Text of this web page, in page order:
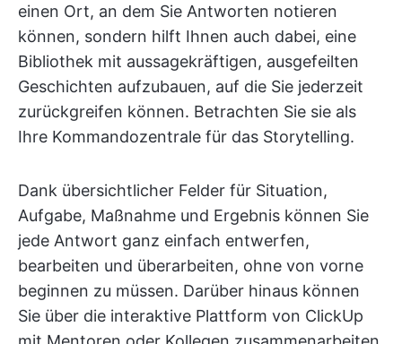
einen Ort, an dem Sie Antworten notieren
können, sondern hilft Ihnen auch dabei, eine
Bibliothek mit aussagekräftigen, ausgefeilten
Geschichten aufzubauen, auf die Sie jederzeit
zurückgreifen können. Betrachten Sie sie als
Ihre Kommandozentrale für das Storytelling.
Dank übersichtlicher Felder für Situation,
Aufgabe, Maßnahme und Ergebnis können Sie
jede Antwort ganz einfach entwerfen,
bearbeiten und überarbeiten, ohne von vorne
beginnen zu müssen. Darüber hinaus können
Sie über die interaktive Plattform von ClickUp